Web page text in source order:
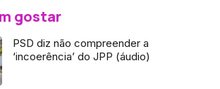
gostar
PSD diz não compreender a
‘incoerência’ do JPP (áudio)